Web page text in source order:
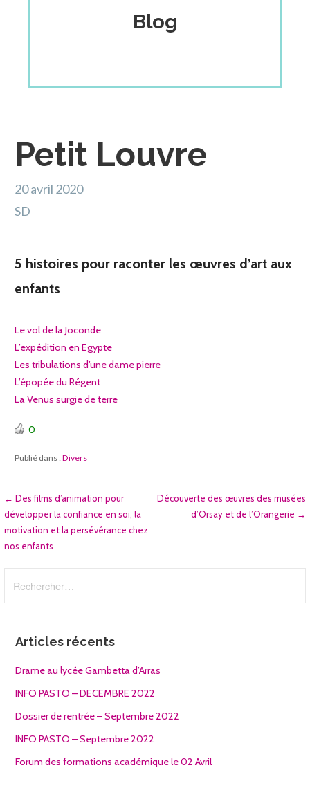
Blog
Petit Louvre
20 avril 2020
SD
5 histoires pour raconter les œuvres d’art aux
enfants
Le vol de la Joconde
L’expédition en Egypte
Les tribulations d’une dame pierre
L’épopée du Régent
La Venus surgie de terre
0
Publié dans :Divers
Navigation
de
l’article
← Des films d’animation pour
développer la confiance en soi, la
motivation et la persévérance chez
nos enfants
Découverte des œuvres des musées
d’Orsay et de l’Orangerie →
Articles récents
Drame au lycée Gambetta d’Arras
INFO PASTO – DECEMBRE 2022
Dossier de rentrée – Septembre 2022
INFO PASTO – Septembre 2022
Forum des formations académique le 02 Avril